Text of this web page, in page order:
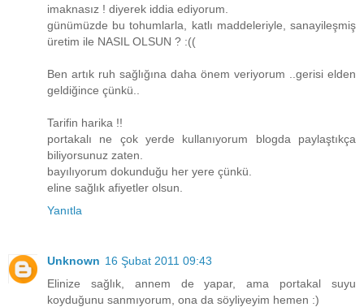
imaknasız ! diyerek iddia ediyorum.
günümüzde bu tohumlarla, katlı maddeleriyle, sanayileşmiş
üretim ile NASIL OLSUN ? :((
Ben artık ruh sağlığına daha önem veriyorum ..gerisi elden
geldiğince çünkü..
Tarifin harika !!
portakalı ne çok yerde kullanıyorum blogda paylaştıkça
biliyorsunuz zaten.
bayılıyorum dokunduğu her yere çünkü.
eline sağlık afiyetler olsun.
Yanıtla
Unknown 16 Şubat 2011 09:43
Elinize sağlık, annem de yapar, ama portakal suyu
koyduğunu sanmıyorum, ona da söyliyeyim hemen :)